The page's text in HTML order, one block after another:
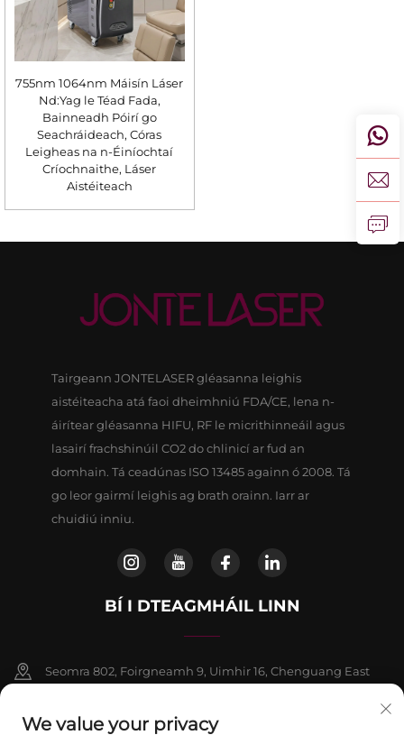
755nm 1064nm Máisín Láser
Nd:Yag le Téad Fada,
Bainneadh Póirí go
Seachráideach, Córas
Leigheas na n-Éiníochtaí
Críochnaithe, Láser
Aistéiteach
Tairgeann JONTELASER gléasanna leighis
aistéiteacha atá faoi dheimhniú FDA/CE, lena n-
áirítear gléasanna HIFU, RF le micrithinneáil agus
lasairí frachshinúil CO2 do chlinicí ar fud an
domhain. Tá ceadúnas ISO 13485 againn ó 2008. Tá
go leor gairmí leighis ag brath orainn. Iarr ar
chuidiú inniu.
BÍ I DTEAGMHÁIL LINN
Seomra 802, Foirgneamh 9, Uimhir 16, Chenguang East
We value your privacy